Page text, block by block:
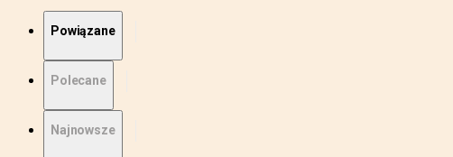
Powiązane
Polecane
Najnowsze